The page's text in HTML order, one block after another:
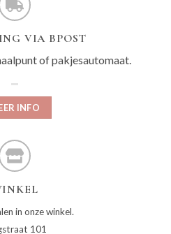
VIA BPOST
of pakjesautomaat.
INFO
in onze winkel.
101